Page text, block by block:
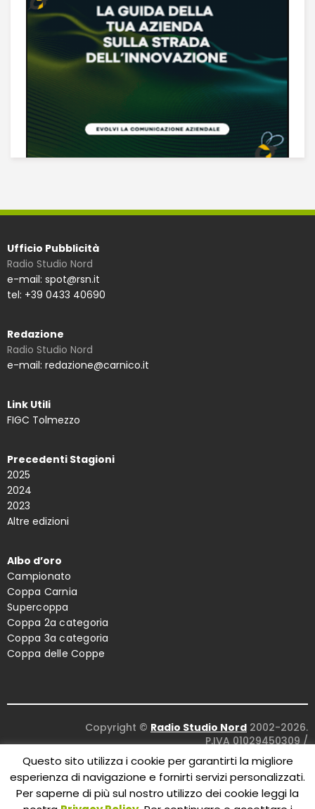
Ufficio Pubblicità
Radio Studio Nord
e-mail: spot@rsn.it
tel: +39 0433 40690
Redazione
Radio Studio Nord
e-mail: redazione@carnico.it
Link Utili
FIGC Tolmezzo
Precedenti Stagioni
2025
2024
2023
Altre edizioni
Albo d’oro
Campionato
Coppa Carnia
Supercoppa
Coppa 2a categoria
Coppa 3a categoria
Coppa delle Coppe
Copyright © Radio Studio Nord 2002-2026.
P.IVA 01029450309 /
Concept and design:Five Studio
Maintenance:Clyco SRL. All Rights Reserved.
Questo sito utilizza i cookie per garantirti la migliore
esperienza di navigazione e fornirti servizi personalizzati.
Per saperne di più sul nostro utilizzo dei cookie leggi la